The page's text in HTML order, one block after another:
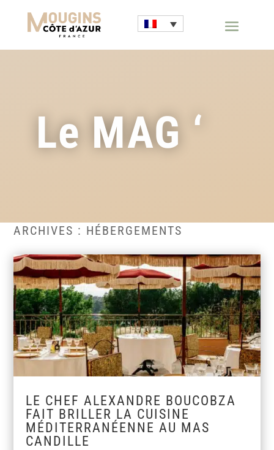
Le MAG ‘
HÉBERGEMENTS
LE CHEF ALEXANDRE BOUCOBZA
FAIT BRILLER LA CUISINE
MÉDITERRANÉENNE AU MAS
CANDILLE